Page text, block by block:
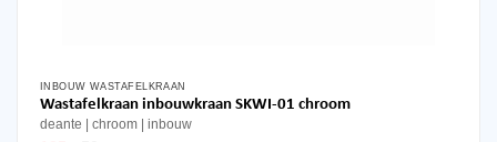
INBOUW WASTAFELKRAAN
Wastafelkraan inbouwkraan SKWI-01 chroom
deante chroom inbouw